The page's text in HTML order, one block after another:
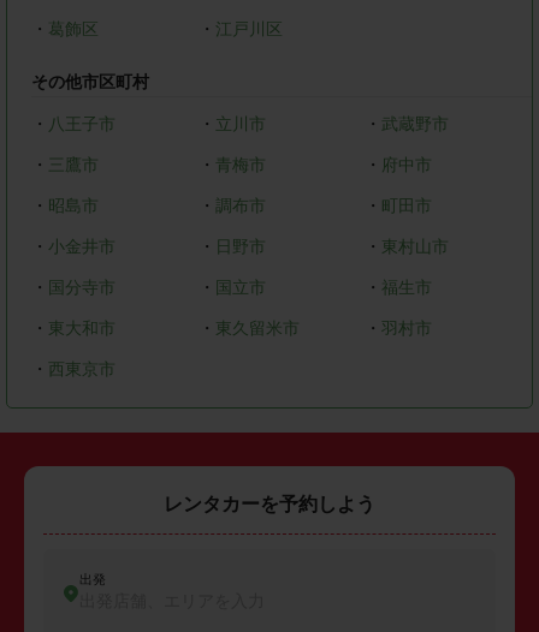
・ 葛飾区 ・ 江戸川区
その他市区町村
・ 八王子市 ・ 立川市 ・ 武蔵野市
・ 三鷹市 ・ 青梅市 ・ 府中市
・ 昭島市 ・ 調布市 ・ 町田市
・ 小金井市 ・ 日野市 ・ 東村山市
・ 国分寺市 ・ 国立市 ・ 福生市
・ 東大和市 ・ 東久留米市 ・羽村市
・ 西東京市
レンタカーを予約しよう
出発